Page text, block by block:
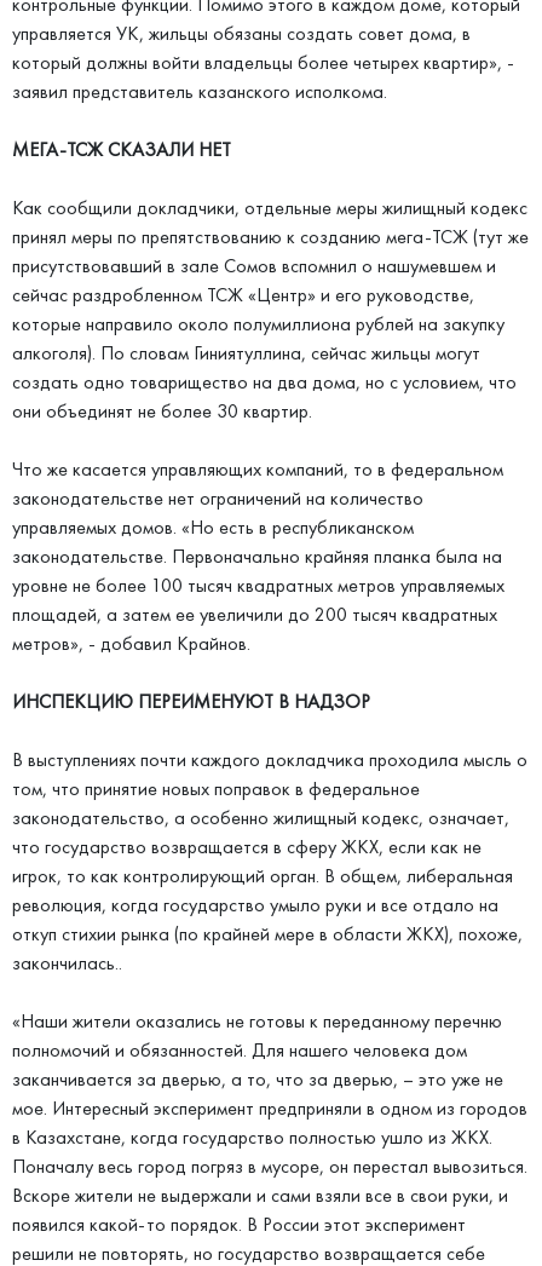
управляется УК, жильцы обязаны создать совет дома, в
который должны войти владельцы более четырех квартир», -
заявил представитель казанского исполкома.
МЕГА-ТСЖ СКАЗАЛИ НЕТ
Как сообщили докладчики, отдельные меры жилищный кодекс
принял меры по препятствованию к созданию мега-ТСЖ (тут же
присутствовавший в зале Сомов вспомнил о нашумевшем и
сейчас раздробленном ТСЖ «Центр» и его руководстве,
которые направило около полумиллиона рублей на закупку
алкоголя). По словам Гиниятуллина, сейчас жильцы могут
создать одно товарищество на два дома, но с условием, что
они объединят не более 30 квартир.
Что же касается управляющих компаний, то в федеральном
законодательстве нет ограничений на количество
управляемых домов. «Но есть в республиканском
законодательстве. Первоначально крайняя планка была на
уровне не более 100 тысяч квадратных метров управляемых
площадей, а затем ее увеличили до 200 тысяч квадратных
метров», - добавил Крайнов.
ИНСПЕКЦИЮ ПЕРЕИМЕНУЮТ В НАДЗОР
В выступлениях почти каждого докладчика проходила мысль о
том, что принятие новых поправок в федеральное
законодательство, а особенно жилищный кодекс, означает,
что государство возвращается в сферу ЖКХ, если как не
игрок, то как контролирующий орган. В общем, либеральная
революция, когда государство умыло руки и все отдало на
откуп стихии рынка (по крайней мере в области ЖКХ), похоже,
закончилась..
«Наши жители оказались не готовы к переданному перечню
полномочий и обязанностей. Для нашего человека дом
заканчивается за дверью, а то, что за дверью, – это уже не
мое. Интересный эксперимент предприняли в одном из городов
в Казахстане, когда государство полностью ушло из ЖКХ.
Поначалу весь город погряз в мусоре, он перестал вывозиться.
Вскоре жители не выдержали и сами взяли все в свои руки, и
появился какой-то порядок. В России этот эксперимент
решили не повторять, но государство возвращается себе